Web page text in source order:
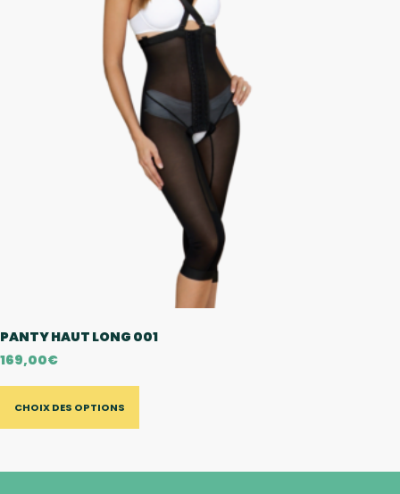
PANTY HAUT LONG 001
169,00€
CHOIX DES OPTIONS